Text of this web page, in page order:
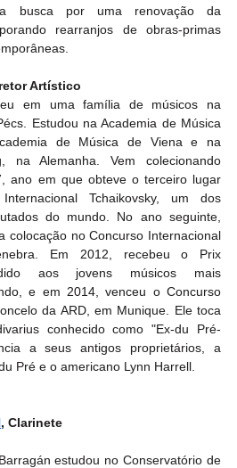
busca por uma renovação da
rearranjos de obras-primas
Artístico
em uma família de músicos na
Estudou na Academia de Música
de Música de Viena e na
na Alemanha. Vem colecionando
ano em que obteve o terceiro lugar
Tchaikovsky, um dos
do mundo. No ano seguinte,
colocação no Concurso Internacional
Em 2012, recebeu o Prix
aos jovens músicos mais
e em 2014, venceu o Concurso
da ARD, em Munique. Ele toca
conhecido como "Ex-du Pré-
a seus antigos proprietários, a
Pré e o americano Lynn Harrell.
, Clarinete
estudou no Conservatório de